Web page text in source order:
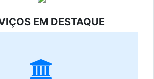
EM DESTAQUE